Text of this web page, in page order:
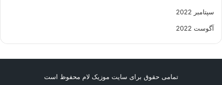
سپتامبر 2022
آگوست 2022
تمامی حقوق برای سایت موزیک لام محفوظ است